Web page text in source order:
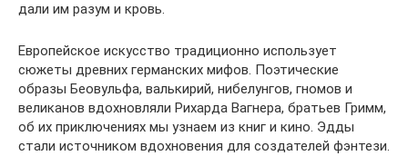
дали им разум и кровь.
Европейское искусство традиционно использует
сюжеты древних германских мифов. Поэтические
образы Беовульфа, валькирий, нибелунгов, гномов и
великанов вдохновляли Рихарда Вагнера, братьев Гримм,
об их приключениях мы узнаем из книг и кино. Эдды
стали источником вдохновения для создателей фэнтези.